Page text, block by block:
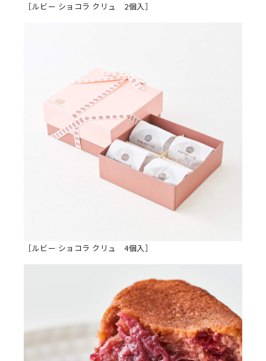
［ルビー ショコラ クリュ 2個入］
［ルビー ショコラ クリュ 4個入］